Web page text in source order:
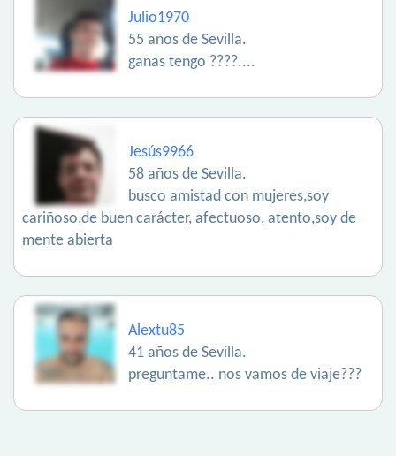
Julio1970
55 años de Sevilla.
ganas tengo ????....
Jesús9966
58 años de Sevilla.
busco amistad con mujeres,soy
cariñoso,de buen carácter, afectuoso, atento,soy de
mente abierta
Alextu85
41 años de Sevilla.
preguntame.. nos vamos de viaje???